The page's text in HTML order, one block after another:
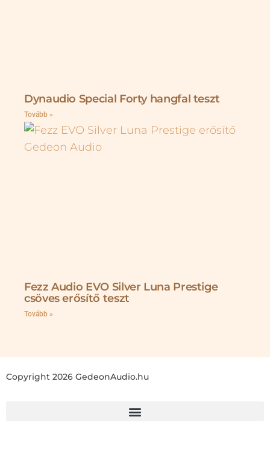
Dynaudio Special Forty hangfal teszt
Tovább »
Fezz Audio EVO Silver Luna Prestige
csöves erősítő teszt
Tovább »
Copyright 2026 GedeonAudio.hu